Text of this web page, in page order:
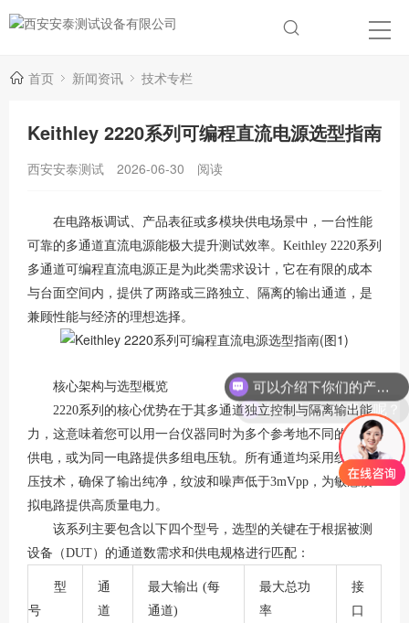
首页 新闻资讯 技术专栏
Keithley 2220系列可编程直流电源选型指南
西安安泰测试 2026-06-30 阅读
在电路板调试、产品表征或多模块供电场景中，一台性能
可靠的多通道直流电源能极大提升测试效率。Keithley 2220系列
多通道可编程直流电源正是为此类需求设计，它在有限的成本
与台面空间内，提供了两路或三路独立、隔离的输出通道，是
兼顾性能与经济的理想选择。
核心架构与选型概览
2220系列的核心优势在于其多通道独立控制与隔离输出能
力，这意味着您可以用一台仪器同时为多个参考地不同的电路
供电，或为同一电路提供多组电压轨。所有通道均采用线性稳
压技术，确保了输出纯净，纹波和噪声低于3mVpp，为敏感模
拟电路提供高质量电力 。
该系列主要包含以下四个型号，选型的关键在于根据被测
设备（DUT）的通道数需求和供电规格进行匹配 ：
型
号
通
道
最大输出 (每
通道)
最大总功
率
接
口
你们是怎么收费的呢？